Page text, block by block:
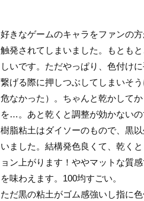
好きなゲームのキャラをファンの
触発されてしまいました。もとも
しいです。ただやっぱり、色付け
繋げる際に押しつぶしてしまいそ
危なかった）。ちゃんと乾かして
を…。あと乾くと調整が効かないの
樹脂粘土はダイソーのもので、黒
いました。結構発色良くて、乾く
ョン上がります！ややマットな質
を味わえます。100均すごい。
ただ黒の粘土がゴム感強いし指に